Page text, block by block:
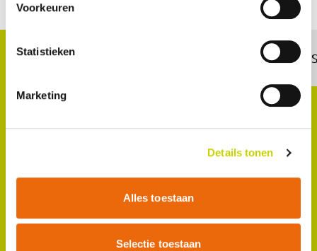
Voorkeuren
Statistieken
Marketing
Details tonen
Alles toestaan
Selectie toestaan
Zoetermeer
2700 AK Zoetermeer
(8:30 - 17:00)